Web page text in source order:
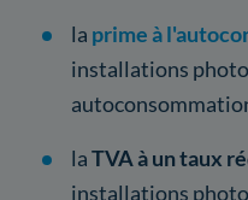
la prime à
installations
laTVA à un taux
installations